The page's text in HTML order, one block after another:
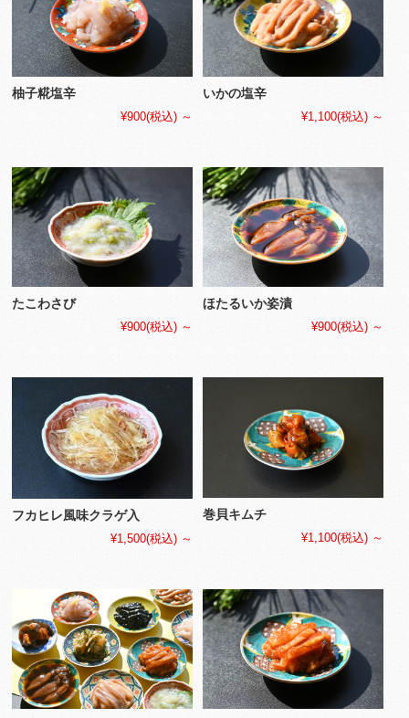
柚子糀塩辛
¥900(税込) ～
いかの塩辛
¥1,100(税込) ～
たこわさび
¥900(税込) ～
ほたるいか姿漬
¥900(税込) ～
フカヒレ風味クラゲ入
¥1,500(税込) ～
巻貝キムチ
¥1,100(税込) ～